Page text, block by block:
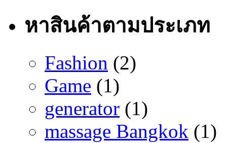
หาสินค้าตามประเภท
Fashion (2)
Game (1)
generator (1)
massage Bangkok (1)